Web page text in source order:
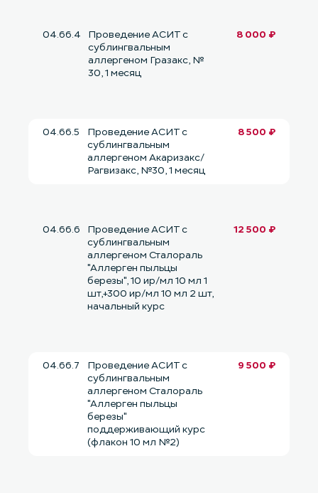
04.66.4
Проведение АСИТ с
сублингвальным
аллергеном Гразакс, №
30, 1 месяц
8 000 ₽
04.66.5
Проведение АСИТ с
сублингвальным
аллергеном Акаризакс/
Рагвизакс, №30, 1 месяц
8 500 ₽
04.66.6
Проведение АСИТ с
сублингвальным
аллергеном Сталораль
"Аллерген пыльцы
березы", 10 ир/мл 10 мл 1
шт,+300 ир/мл 10 мл 2 шт,
начальный курс
12 500 ₽
04.66.7
Проведение АСИТ с
сублингвальным
аллергеном Сталораль
"Аллерген пыльцы
березы"
поддерживающий курс
(флакон 10 мл №2)
9 500 ₽